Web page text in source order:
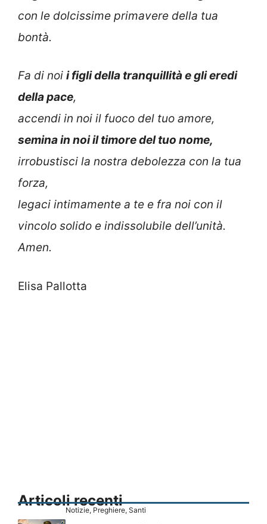
con le dolcissime primavere della tua
bontà.
Fa di noi i figli della tranquillità e gli eredi
della pace,
accendi in noi il fuoco del tuo amore,
semina in noi il timore del tuo nome,
irrobustisci la nostra debolezza con la tua
forza,
legaci intimamente a te e fra noi con il
vincolo solido e indissolubile dell’unità.
Amen.
Elisa Pallotta
Articoli recenti
Notizie, Preghiere, Santi